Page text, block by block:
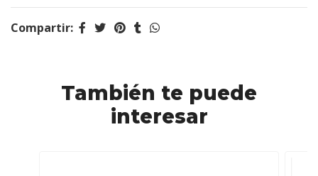
Compartir:
También te puede
interesar